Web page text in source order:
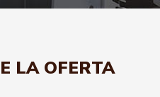
LA OFERTA